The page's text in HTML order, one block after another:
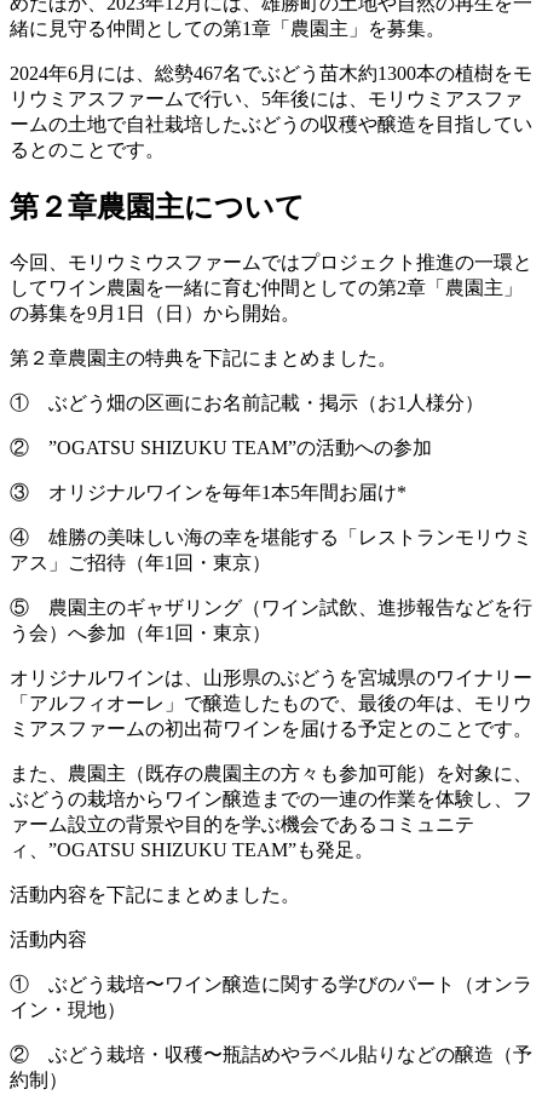
緒に見守る仲間としての第1章「農園主」を募集。
2024年6月には、総勢467名でぶどう苗木約1300本の植樹をモ
リウミアスファームで行い、5年後には、モリウミアスファ
ームの土地で自社栽培したぶどうの収穫や醸造を目指してい
るとのことです。
第２章農園主について
今回、モリウミウスファームではプロジェクト推進の一環と
してワイン農園を一緒に育む仲間としての第2章「農園主」
の募集を9月1日（日）から開始。
第２章農園主の特典を下記にまとめました。
① ぶどう畑の区画にお名前記載・掲示（お1人様分）
② ”OGATSU SHIZUKU TEAM”の活動への参加
③ オリジナルワインを毎年1本5年間お届け*
④ 雄勝の美味しい海の幸を堪能する「レストランモリウミ
アス」ご招待（年1回・東京）
⑤ 農園主のギャザリング（ワイン試飲、進捗報告などを行
う会）へ参加（年1回・東京）
オリジナルワインは、山形県のぶどうを宮城県のワイナリー
「アルフィオーレ」で醸造したもので、最後の年は、モリウ
ミアスファームの初出荷ワインを届ける予定とのことです。
また、農園主（既存の農園主の方々も参加可能）を対象に、
ぶどうの栽培からワイン醸造までの一連の作業を体験し、フ
ァーム設立の背景や目的を学ぶ機会であるコミュニテ
ィ、”OGATSU SHIZUKU TEAM”も発足。
活動内容を下記にまとめました。
活動内容
① ぶどう栽培〜ワイン醸造に関する学びのパート（オンラ
イン・現地）
② ぶどう栽培・収穫〜瓶詰めやラベル貼りなどの醸造（予
約制）